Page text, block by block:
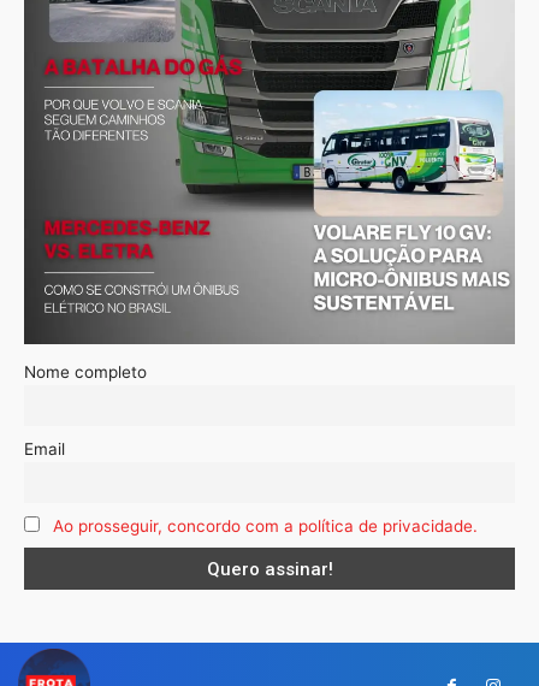
Nome completo
Email
Ao prosseguir, concordo com a política de privacidade.